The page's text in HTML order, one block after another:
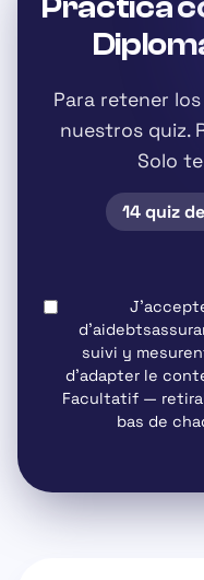
Para retener
nuestros quiz.
Solo
14 quiz
suivi y
d'adapter le
Facultatif —
bas de